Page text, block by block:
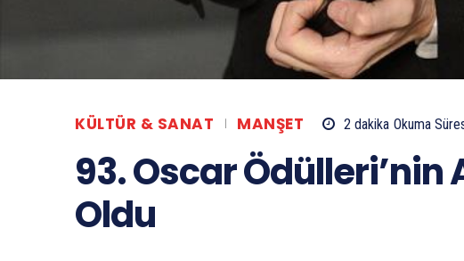
KÜLTÜR & SANAT MANŞET 2 dakika Okuma
93. Oscar Ödülleri’nin
Oldu